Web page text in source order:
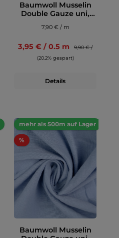
Baumwoll Musselin
Double Gauze uni,
beigebraun
7,90 € / m
3,95 € / 0.5 m
9,90 € /
(20.2% gespart)
Details
mehr als 500m auf Lager
%
Baumwoll Musselin